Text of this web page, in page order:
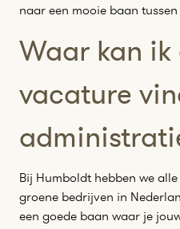
naar een mooie baan
Waar kan ik
vacature
Bij Humboldt hebben we
groene bedrijven in
een goede baan waar je